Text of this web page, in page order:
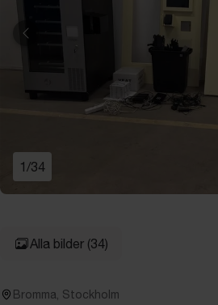
Föregående
1 /34
Alla bilder (34)
Bromma, Stockholm